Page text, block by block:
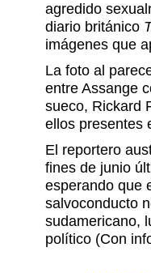
agredido
diario británico
imágenes que
La foto al
entre Assange
sueco, Rickard
ellos presentes
El reportero
fines de junio
esperando que
salvoconducto
sudamericano,
político (Con